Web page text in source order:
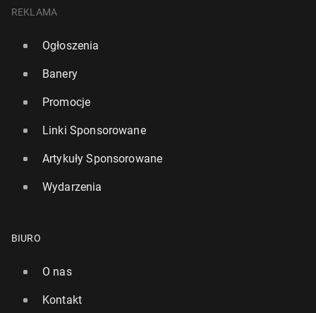
REKLAMA
Ogłoszenia
Banery
Promocje
Linki Sponsorowane
Artykuły Sponsorowane
Wydarzenia
BIURO
O nas
Kontakt